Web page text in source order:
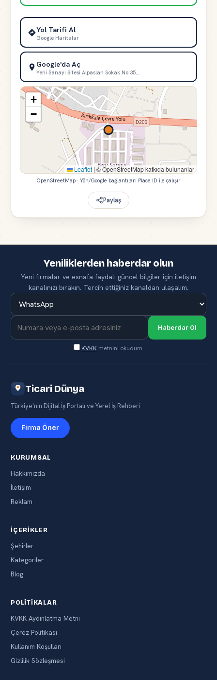
Yol Tarifi Al
Google Haritalar
Google'da Aç
Yeni Sanayi Sitesi Alpaslan Sokak No:35…
+
−
Leaflet | © OpenStreetMap katkıda bulunanlar
OpenStreetMap · Yön/Google bağlantıları Place ID ile çalışır
Paylaş
Yeniliklerden haberdar olun
Yeni firmalar ve esnafa faydalı güncel bilgiler için iletişim
kanalınızı bırakın. Tercih ettiğiniz kanaldan ulaşalım.
Haberdar Ol
KVKK metnini okudum.
Ticari Dünya
Türkiye'nin Dijital İş Portalı ve Yerel İş Rehberi
Firma Öner
KURUMSAL
Hakkımızda
İletişim
Reklam
İÇERIKLER
Şehirler
Kategoriler
Blog
POLITIKALAR
KVKK Aydınlatma Metni
Çerez Politikası
Kullanım Koşulları
Gizlilik Sözleşmesi